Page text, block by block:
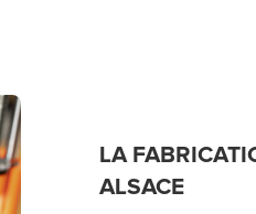
LA
ALSACE